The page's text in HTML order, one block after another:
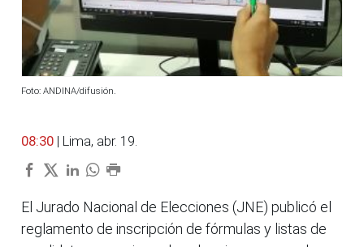
Foto: ANDINA/difusión.
08:30 | Lima, abr. 19.
El Jurado Nacional de Elecciones (JNE) publicó el
reglamento de inscripción de fórmulas y listas de